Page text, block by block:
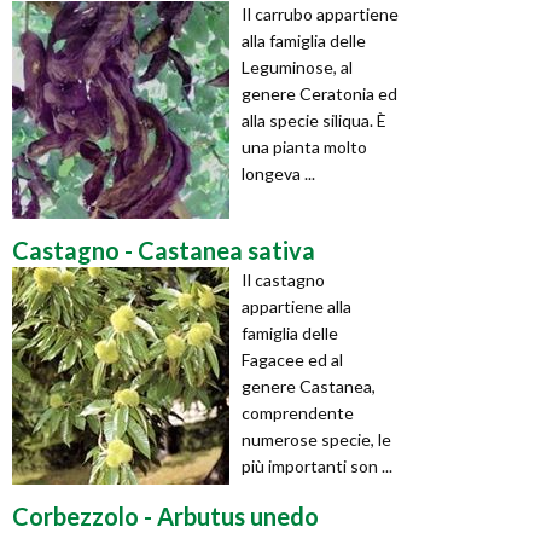
Il carrubo appartiene
alla famiglia delle
Leguminose, al
genere Ceratonia ed
alla specie siliqua. È
una pianta molto
longeva ...
Castagno - Castanea sativa
Il castagno
appartiene alla
famiglia delle
Fagacee ed al
genere Castanea,
comprendente
numerose specie, le
più importanti son ...
Corbezzolo - Arbutus unedo